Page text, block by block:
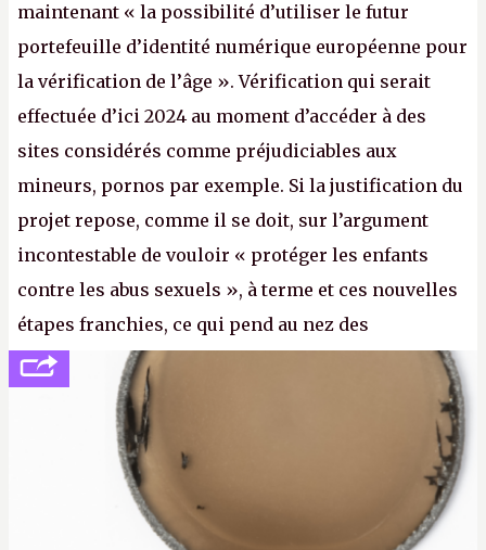
maintenant « la possibilité d’utiliser le futur
portefeuille d’identité numérique européenne pour
la vérification de l’âge ». Vérification qui serait
effectuée d’ici 2024 au moment d’accéder à des
sites considérés comme préjudiciables aux
mineurs, pornos par exemple. Si la justification du
projet repose, comme il se doit, sur l’argument
incontestable de vouloir « protéger les enfants
contre les abus sexuels », à terme et ces nouvelles
étapes franchies, ce qui pend au nez des
internautes est à n'en point douter la mise en place
de l’identification obligatoire pour se connecter au
http://cpc.cx/AH432N1
- Crédit photo : Pexels -